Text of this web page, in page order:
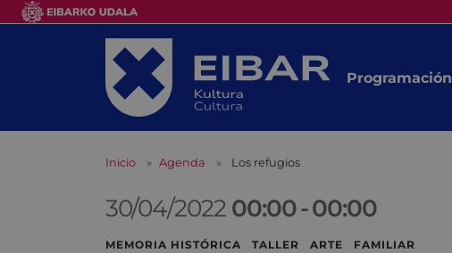
Programación
Inicio Agenda Los refugios
30/04/2022 00:00-00:00
MEMORIA HISTÓRICA TALLER ARTE FAMILIAR